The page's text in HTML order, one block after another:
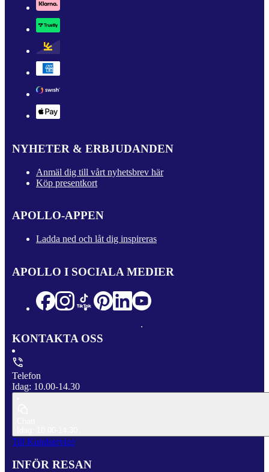
NYHETER & ERBJUDANDEN
Anmäl dig till vårt nyhetsbrev här
Köp presentkort
APOLLO-APPEN
Ladda ned och låt dig inspireras
APOLLO I SOCIALA MEDIER
KONTAKTA OSS
Telefon
Idag: 10.00-14.30
Till Kundservice
INFÖR RESAN